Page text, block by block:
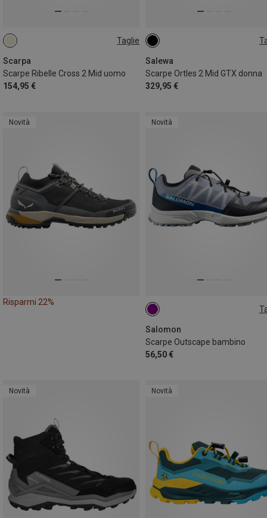
Taglie
Scarpa
Scarpe Ribelle Cross 2 Mid uomo
154,95 €
Salewa
Scarpe Ortles 2 Mid GTX donna
329,95 €
39
Novità
Risparmi 22%
Novità
Salomon
Scarpe Outscape bambino
56,50 €
31
Novità Novità